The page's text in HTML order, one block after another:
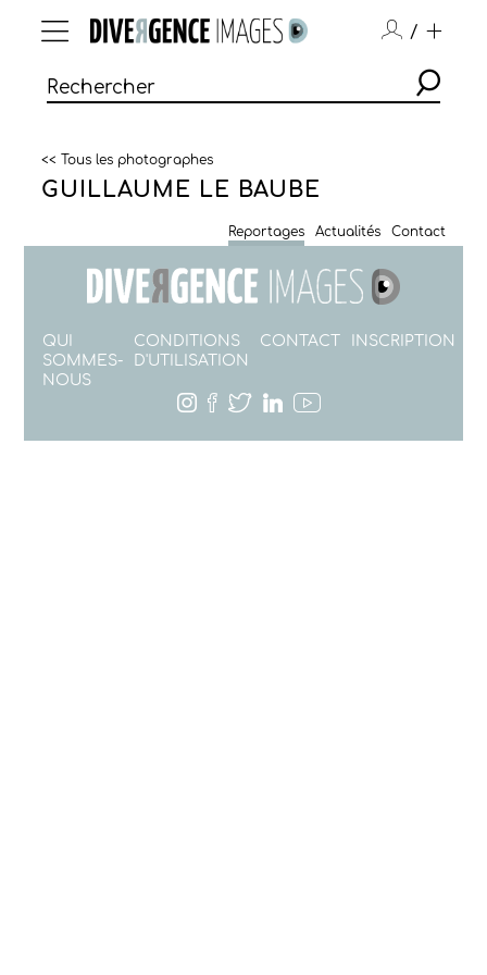
/
<< Tous les photographes
GUILLAUME LE BAUBE
Reportages Actualités Contact
QUI
SOMMES-
NOUS
CONDITIONS
D'UTILISATION
CONTACT INSCRIPTION